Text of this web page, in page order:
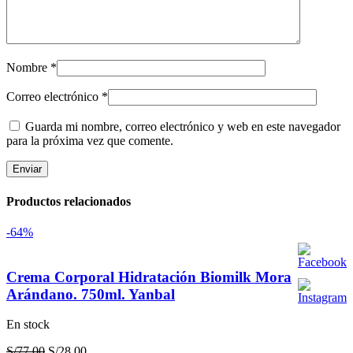
Nombre *
Correo electrónico *
Guarda mi nombre, correo electrónico y web en este navegador
para la próxima vez que comente.
Productos relacionados
-64%
Crema Corporal Hidratación Biomilk Mora
Arándano. 750ml. Yanbal
En stock